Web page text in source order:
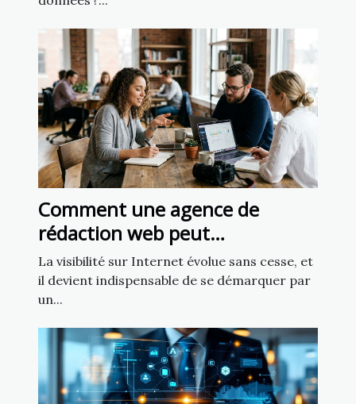
Comment une agence de
rédaction web peut
transformer votre présence en
ligne
La visibilité sur Internet évolue sans cesse, et
il devient indispensable de se démarquer par
un...